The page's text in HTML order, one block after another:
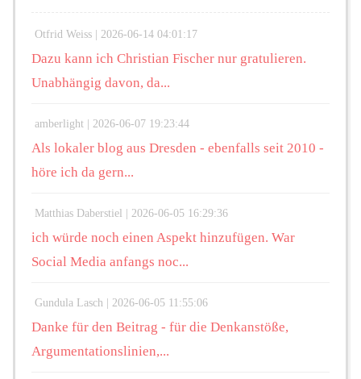
Otfrid Weiss | 2026-06-14 04:01:17
Dazu kann ich Christian Fischer nur gratulieren.
Unabhängig davon, da...
amberlight | 2026-06-07 19:23:44
Als lokaler blog aus Dresden - ebenfalls seit 2010 -
höre ich da gern...
Matthias Daberstiel | 2026-06-05 16:29:36
ich würde noch einen Aspekt hinzufügen. War
Social Media anfangs noc...
Gundula Lasch | 2026-06-05 11:55:06
Danke für den Beitrag - für die Denkanstöße,
Argumentationslinien,...